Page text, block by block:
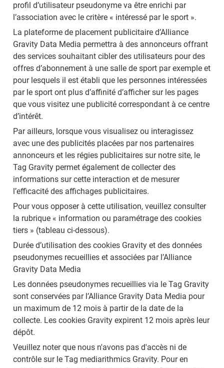
profil d’utilisateur pseudonyme va être enrichi par
l’association avec le critère « intéressé par le sport ».
La plateforme de placement publicitaire d’Alliance
Gravity Data Media permettra à des annonceurs offrant
des services souhaitant cibler des utilisateurs pour des
offres d’abonnement à une salle de sport par exemple et
pour lesquels il est établi que les personnes intéressées
par le sport ont plus d’affinité d’afficher sur les pages
que vous visitez une publicité correspondant à ce centre
d’intérêt.
Par ailleurs, lorsque vous visualisez ou interagissez
avec une des publicités placées par nos partenaires
annonceurs et les régies publicitaires sur notre site, le
Tag Gravity permet également de collecter des
informations sur cette interaction et de mesurer
l’efficacité des affichages publicitaires.
Pour vous opposer à cette utilisation, veuillez consulter
la rubrique « information ou paramétrage des cookies
tiers » (tableau ci-dessous).
Durée d’utilisation des cookies Gravity et des données
pseudonymes recueillies et associées par l’Alliance
Gravity Data Media
Les données pseudonymes recueillies via le Tag Gravity
sont conservées par l’Alliance Gravity Data Media pour
un maximum de 12 mois à partir de la date de la
collecte. Les cookies Gravity expirent 12 mois après leur
dépôt.
Veuillez noter que nous n'avons pas d'accès ni de
contrôle sur le Tag mediarithmics Gravity. Pour en